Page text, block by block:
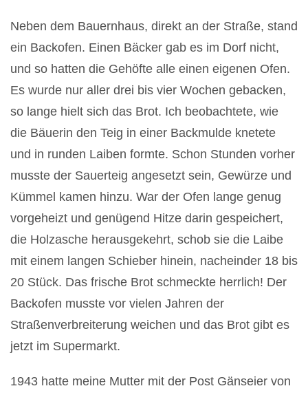
Neben dem Bauernhaus, direkt an der Straße, stand
ein Backofen. Einen Bäcker gab es im Dorf nicht,
und so hatten die Gehöfte alle einen eigenen Ofen.
Es wurde nur aller drei bis vier Wochen gebacken,
so lange hielt sich das Brot. Ich beobachtete, wie
die Bäuerin den Teig in einer Backmulde knetete
und in runden Laiben formte. Schon Stunden vorher
musste der Sauerteig angesetzt sein, Gewürze und
Kümmel kamen hinzu. War der Ofen lange genug
vorgeheizt und genügend Hitze darin gespeichert,
die Holzasche herausgekehrt, schob sie die Laibe
mit einem langen Schieber hinein, nacheinder 18 bis
20 Stück. Das frische Brot schmeckte herrlich! Der
Backofen musste vor vielen Jahren der
Straßenverbreiterung weichen und das Brot gibt es
jetzt im Supermarkt.
1943 hatte meine Mutter mit der Post Gänseier von